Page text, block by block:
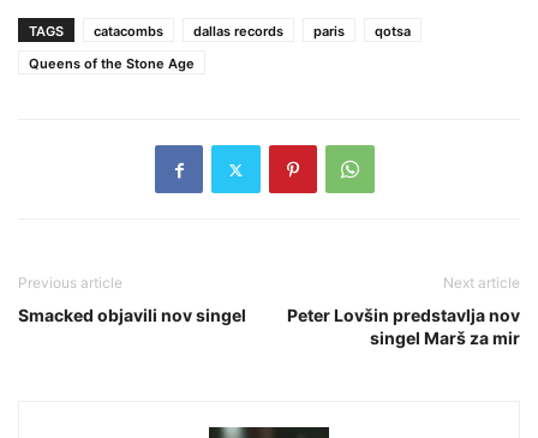
TAGS catacombs dallas records paris
qotsa
Queens of the Stone Age
Previous article
Smacked objavili nov singel
Next article
Peter Lovšin predstavlja nov
singel Marš za mir